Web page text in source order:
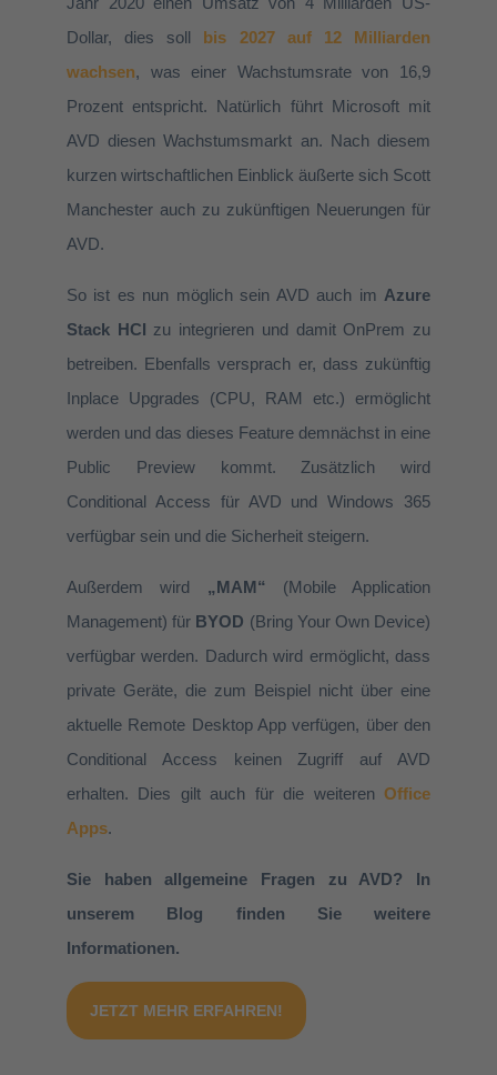
Dollar, dies soll
bis 2027 auf 12 Milliarden
wachsen, was einer Wachstumsrate von 16,9
Prozent entspricht. Natürlich führt Microsoft mit
AVD diesen Wachstumsmarkt an. Nach diesem
kurzen wirtschaftlichen Einblick äußerte sich Scott
Manchester auch zu zukünftigen Neuerungen für
AVD.
So ist es nun möglich sein AVD auch im Azure
Stack HCI
zu integrieren und damit OnPrem zu
betreiben. Ebenfalls versprach er, dass zukünftig
Inplace Upgrades (CPU, RAM etc.) ermöglicht
werden und das dieses Feature demnächst in eine
Public Preview kommt. Zusätzlich wird
Conditional Access für AVD und Windows 365
verfügbar sein und die Sicherheit steigern.
Außerdem wird „MAM“ (Mobile Application
Management) für BYOD (Bring Your Own Device)
verfügbar werden. Dadurch wird ermöglicht, dass
private Geräte, die zum Beispiel nicht über eine
aktuelle Remote Desktop App verfügen, über den
Conditional Access keinen Zugriff auf AVD
erhalten. Dies gilt auch für die weiteren Office
Apps.
Sie haben allgemeine Fragen zu AVD? In
unserem Blog finden Sie weitere
Informationen.
JETZT MEHR ERFAHREN!